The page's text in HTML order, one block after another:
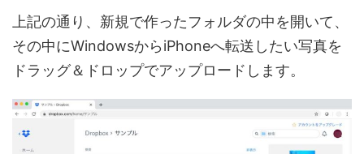
上記の通り、新規で作ったフォルダの中を開いて、
その中にWindowsからiPhoneへ転送したい写真を
ドラッグ＆ドロップでアップロードします。